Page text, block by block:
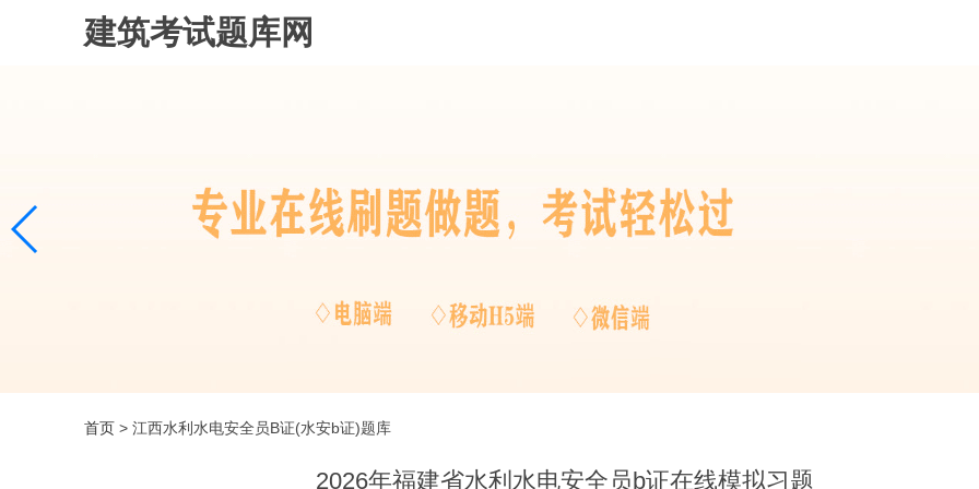
建筑考试题库网
首页 > 江西水利水电安全员B证(水安b证)题库
2026年福建省水利水电安全员b证在线模拟习题